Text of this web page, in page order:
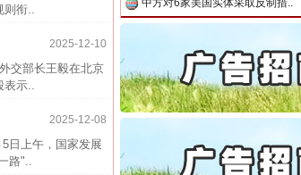
则衔..
2025-12-10
部长王毅在北京
表示..
2025-12-08
上午，国家发展
路"..
中国发起首例对外贸易国家安全..
从“无产可执”到“全额执行”
最高检抗诉的疑难复杂刑事案件
事故致5死1伤，四川省安委会挂..
近期涉私家车群死群伤事故多发..
半生相守，一别两宽：这场老年..